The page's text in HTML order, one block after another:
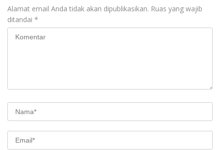
Alamat email Anda tidak akan dipublikasikan. Ruas yang wajib
ditandai *